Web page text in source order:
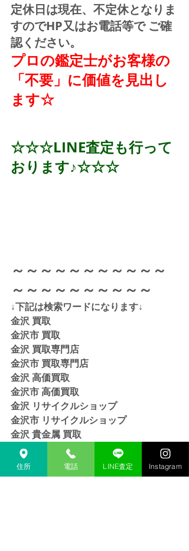
定休日は現在、不定休となりま
すのでHP又はお電話等で ご確
認ください。
プロの鑑定士がお客様の
「不要」に価値を見出し
ます☆
☆☆☆LINE査定も行って
おります♪☆☆☆
～～～～～～～～～～～
～～～～～～～～～～
↓下記は検索ワードになります↓
金沢 買取
金沢市 買取
金沢 買取専門店
金沢市 買取専門店
金沢 高価買取
金沢市 高価買取
金沢 リサイクルショップ
金沢市 リサイクルショップ
金沢 貴金属 買取
金沢市 貴金属 買取
金沢 金 買取
金沢市 金 買取
住所 電話 LINE査定 Instagram